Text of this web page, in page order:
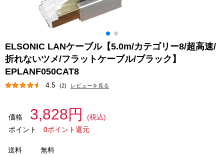
ELSONIC LANケーブル【5.0m/カテゴリー8/超高速/
折れないツメ/フラットケーブル/ブラック】
EPLANF050CAT8
4.5 (2) レビューを見る
価格 3,828円
(税込)
ポイント
0ポイント還元
送料
無料